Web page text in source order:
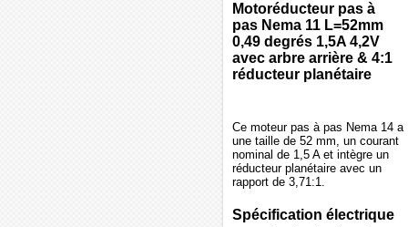
Motoréducteur pas à
pas Nema 11 L=52mm
0,49 degrés 1,5A 4,2V
avec arbre arrière & 4:1
réducteur planétaire
Ce moteur pas à pas Nema 14 a
une taille de 52 mm, un courant
nominal de 1,5 A et intègre un
réducteur planétaire avec un
rapport de 3,71:1.
Spécification électrique